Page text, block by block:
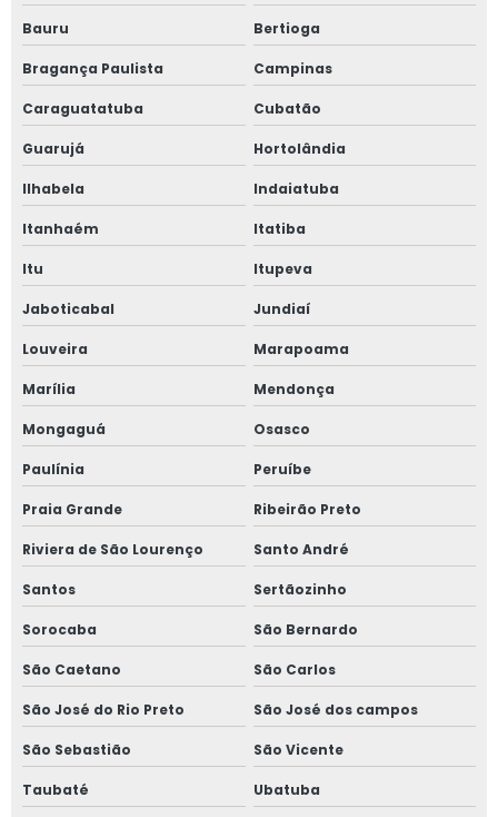
Bauru Bertioga
Bragança Paulista Campinas
Caraguatatuba Cubatão
Guarujá Hortolândia
Ilhabela Indaiatuba
Itanhaém Itatiba
Itu Itupeva
Jaboticabal Jundiaí
Louveira Marapoama
Marília Mendonça
Mongaguá Osasco
Paulínia Peruíbe
Praia Grande Ribeirão Preto
Riviera de São Lourenço Santo André
Santos Sertãozinho
Sorocaba São Bernardo
São Caetano São Carlos
São José do Rio Preto São José dos campos
São Sebastião São Vicente
Taubaté Ubatuba